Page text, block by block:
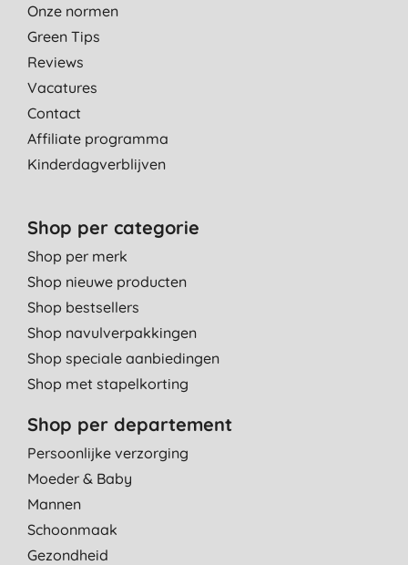
Onze normen
Green Tips
Reviews
Vacatures
Contact
Affiliate programma
Kinderdagverblijven
Shop per categorie
Shop per merk
Shop nieuwe producten
Shop bestsellers
Shop navulverpakkingen
Shop speciale aanbiedingen
Shop met stapelkorting
Shop per departement
Persoonlijke verzorging
Moeder & Baby
Mannen
Schoonmaak
Gezondheid